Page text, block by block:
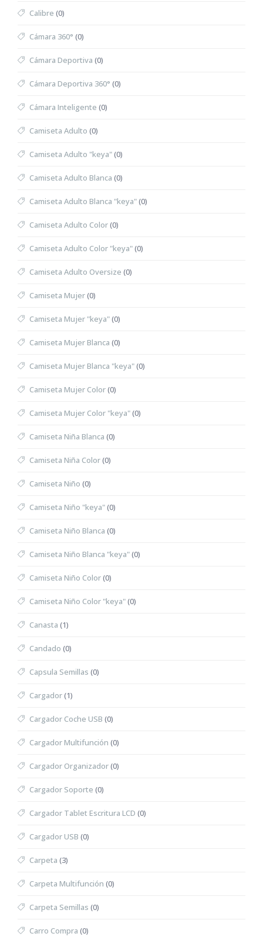
Calibre (0)
Cámara 360° (0)
Cámara Deportiva (0)
Cámara Deportiva 360° (0)
Cámara Inteligente (0)
Camiseta Adulto (0)
Camiseta Adulto "keya"(0)
Camiseta Adulto Blanca (0)
Camiseta Adulto Blanca "keya"(0)
Camiseta Adulto Color(0)
Camiseta Adulto Color "keya"(0)
Camiseta Adulto Oversize (0)
Camiseta Mujer(0)
Camiseta Mujer "keya"(0)
Camiseta Mujer Blanca (0)
Camiseta Mujer Blanca "keya"(0)
Camiseta Mujer Color(0)
Camiseta Mujer Color "keya"(0)
Camiseta Niña Blanca (0)
Camiseta Niña Color(0)
Camiseta Niño (0)
Camiseta Niño "keya"(0)
Camiseta Niño Blanca (0)
Camiseta Niño Blanca "keya"(0)
Camiseta Niño Color(0)
Camiseta Niño Color "keya"(0)
Canasta (1)
Candado (0)
Capsula Semillas (0)
Cargador(1)
Cargador Coche USB (0)
Cargador Multifunción (0)
Cargador Organizador(0)
Cargador Soporte (0)
Cargador Tablet Escritura LCD (0)
Cargador USB (0)
Carpeta (3)
Carpeta Multifunción (0)
Carpeta Semillas (0)
Carro Compra (0)